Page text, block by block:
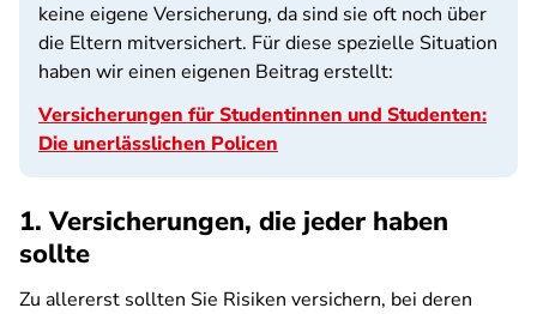
keine eigene Versicherung, da sind sie oft noch über
die Eltern mitversichert. Für diese spezielle Situation
haben wir einen eigenen Beitrag erstellt:
Versicherungen für Studentinnen und Studenten:
Die unerlässlichen Policen
1. Versicherungen, die jeder haben
sollte
Zu allererst sollten Sie Risiken versichern, bei deren